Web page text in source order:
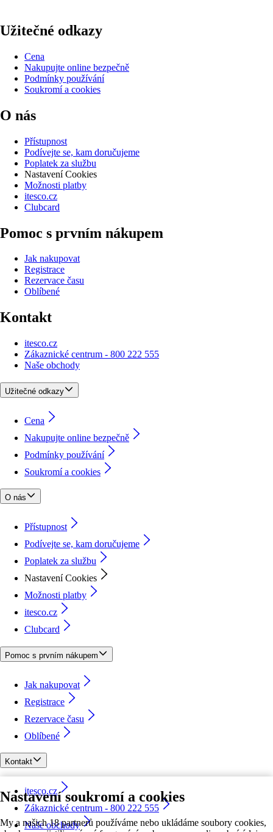
Nastavení soukromí a cookies
My a našich 18 partnerů používáme nebo ukládáme soubory cookies,
Užitečné odkazy
Cena
Nakupujte online bezpečně
Podmínky používání
Soukromí a cookies
O nás
Přístupnost
Podívejte se, kam doručujeme
Poplatek za službu
Nastavení Cookies
Možnosti platby
itesco.cz
Clubcard
Pomoc s prvním nákupem
Jak nakupovat
Registrace
Rezervace času
Oblíbené
Kontakt
itesco.cz
Zákaznické centrum - 800 222 555
Naše obchody
Užitečné odkazy
Cena
Nakupujte online bezpečně
Podmínky používání
Soukromí a cookies
O nás
Přístupnost
Podívejte se, kam doručujeme
Poplatek za službu
Nastavení Cookies
Možnosti platby
itesco.cz
Clubcard
Pomoc s prvním nákupem
Jak nakupovat
Registrace
Rezervace času
Oblíbené
Kontakt
itesco.cz
Zákaznické centrum - 800 222 555
Naše obchody